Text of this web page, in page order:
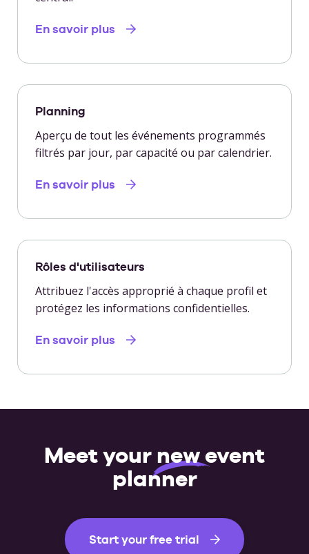
En savoir plus
Planning
Aperçu de tout les événements programmés
filtrés par jour, par capacité ou par calendrier.
En savoir plus
Rôles d'utilisateurs
Attribuez l'accès approprié à chaque profil et
protégez les informations confidentielles.
En savoir plus
Meet your newevent
planner
Start your free trial